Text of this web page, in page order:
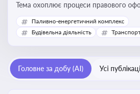
Тема охоплює процеси правового
адміністрування і контролю
надається Україні з-за кордону, і є
Паливно-енергетичний комплекс
Будівельна діяльність
Головне за добу (AI) Усі